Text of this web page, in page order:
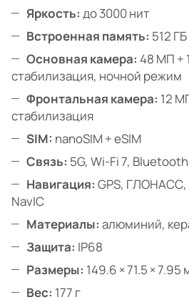
Яркость: до 3000 нит
Встроенная память: 512 ГБ
Основная камера: 48 МП +
стабилизация, ночной режим
Фронтальная камера: 12
стабилизация
SIM: nanoSIM + eSIM
Связь: 5G, Wi-Fi 7,
Навигация: GPS, ГЛОНАСС,
NavIC
Материалы: алюминий,
Защита: IP68
Размеры: 149.6 × 71.5 × 7.95
Вес: 177 г